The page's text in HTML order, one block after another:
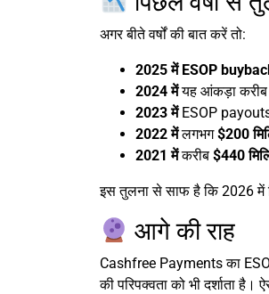
अगर बीते वर्षों की बात करें तो:
2025 में ESOP
2024 मेंयह आंकड़ा करीब
2023 मेंESOP
2022 मेंलगभग$200
2021 मेंकरीब $440
इस तुलना से साफ है कि 2026 में
आगे की राह
Cashfree Payments का
की परिपक्वता को भी दर्शाता